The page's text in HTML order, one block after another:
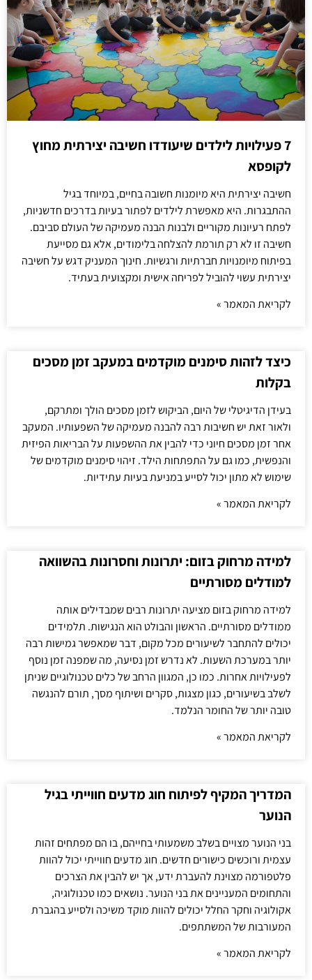
7 פעילויות לילדים שיעודדו חשיבה יצירתית מחוץ
לקופסא
חשיבה יצירתית היא מיומנות חשובה בחיים, במיוחד בגיל
ההתבגרות. היא מאפשרת לילדים לפתור בעיות בדרכים חדשניות,
לפתח רעיונות מקוריים ולבנות הבנה מעמיקה של העולם סביבם.
חשיבה זו לא רק תורמת להצלחה בלימודים, אלא גם מסייעת
בפיתוח מיומנויות חברתיות ורגשיות. חינוך המעניק דגש על חשיבה
יצירתית עשוי להוביל לפריחה אישית ומקצועית בעתיד.
לקריאת המאמר »
כיצד לזהות סימנים מוקדמים במעקב זמן מסכים
בקלות
בעידן הדיגיטלי של היום, הביקוש לזמן מסכים הולך ומתרקם,
ולאור זאת יש חשיבות רבה להבנה מעמיקה של השפעותיו. המעקב
אחר זמן מסכים חיוני כדי להבין את ההשפעות על הבריאות הפיזית
והנפשית, כמו גם על התפתחות הילד. זיהוי סימנים מוקדמים של
שימוש לא מתון יכול לסייע במניעת בעיות עתידיות.
לקריאת המאמר »
למידה מרחוק בזום: יתרונות וחסרונות בהשוואה
למודלים מסורתיים
למידה מרחוק בזום מציעה יתרונות רבים שמבדילים אותה
ממודלים מסורתיים. הראשון והבולט הוא הנגישות. תלמידים
יכולים להתחבר לשיעורים מכל מקום, דבר שמאפשר גמישות רבה
יותר במערכת השעות. לא נדרש זמן נסיעה, מה שמפנה זמן נוסף
לפעילויות אחרות. כמו כן, המגוון הרחב של כלים טכנולוגיים שניתן
לשלב בשיעורים, כגון מצגות, סקרים ושיתוף מסך, תורם להנגשה
טובה יותר של החומר הנלמד.
לקריאת המאמר »
המדריך המקיף לפיתוח חוג מדעים חווייתי בגיל
הנוער
בני הנוער מצויים בשלב משמעותי בחייהם, בו הם מפתחים זהות
עצמית ורוכשים כישורים חדשים. חוג מדעים חווייתי יכול להוות
פלטפורמה מצוינת להעברת ידע, אך יש להבין את הצרכים
והתחומים המעניינים את בני הנוער. נושאים כמו טכנולוגיה,
אקולוגיה וחקר החלל יכולים להוות מוקד משיכה ולסייע בהגברת
המעורבות של המשתתפים.
לקריאת המאמר »